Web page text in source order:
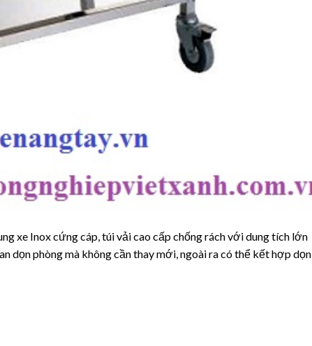
xe Inox cứng cáp, túi vải cao cấp chống rách với dung tích lớn
dọn phòng mà không cần thay mới, ngoài ra có thể kết hợp dọn